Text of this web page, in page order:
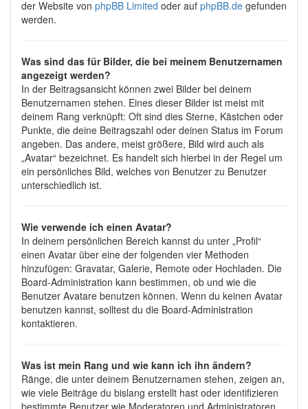
der Website von phpBB Limited oder auf phpBB.de gefunden
werden.
Was sind das für Bilder, die bei meinem Benutzernamen
angezeigt werden?
In der Beitragsansicht können zwei Bilder bei deinem
Benutzernamen stehen. Eines dieser Bilder ist meist mit
deinem Rang verknüpft: Oft sind dies Sterne, Kästchen oder
Punkte, die deine Beitragszahl oder deinen Status im Forum
angeben. Das andere, meist größere, Bild wird auch als
„Avatar“ bezeichnet. Es handelt sich hierbei in der Regel um
ein persönliches Bild, welches von Benutzer zu Benutzer
unterschiedlich ist.
Wie verwende ich einen Avatar?
In deinem persönlichen Bereich kannst du unter „Profil“
einen Avatar über eine der folgenden vier Methoden
hinzufügen: Gravatar, Galerie, Remote oder Hochladen. Die
Board-Administration kann bestimmen, ob und wie die
Benutzer Avatare benutzen können. Wenn du keinen Avatar
benutzen kannst, solltest du die Board-Administration
kontaktieren.
Was ist mein Rang und wie kann ich ihn ändern?
Ränge, die unter deinem Benutzernamen stehen, zeigen an,
wie viele Beiträge du bislang erstellt hast oder identifizieren
bestimmte Benutzer wie Moderatoren und Administratoren.